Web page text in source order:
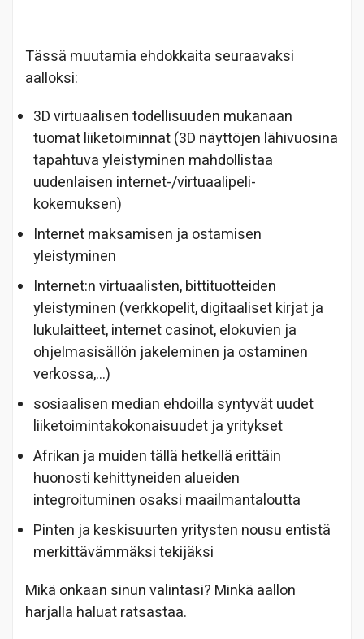
Tässä muutamia ehdokkaita seuraavaksi
aalloksi:
3D virtuaalisen todellisuuden mukanaan
tuomat liiketoiminnat (3D näyttöjen lähivuosina
tapahtuva yleistyminen mahdollistaa
uudenlaisen internet-/virtuaalipeli-
kokemuksen)
Internet maksamisen ja ostamisen
yleistyminen
Internet:n virtuaalisten, bittituotteiden
yleistyminen (verkkopelit, digitaaliset kirjat ja
lukulaitteet, internet casinot, elokuvien ja
ohjelmasisällön jakeleminen ja ostaminen
verkossa,…)
sosiaalisen median ehdoilla syntyvät uudet
liiketoimintakokonaisuudet ja yritykset
Afrikan ja muiden tällä hetkellä erittäin
huonosti kehittyneiden alueiden
integroituminen osaksi maailmantaloutta
Pinten ja keskisuurten yritysten nousu entistä
merkittävämmäksi tekijäksi
Mikä onkaan sinun valintasi? Minkä aallon
harjalla haluat ratsastaa.